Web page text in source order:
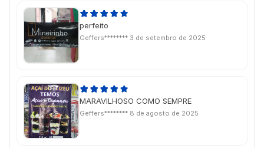
perfeito
Geffers******** 3 de setembro de 2025
MARAVILHOSO COMO SEMPRE
Geffers******** 8 de agosto de 2025